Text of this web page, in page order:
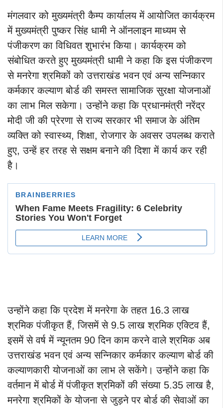
मंगलवार को मुख्यमंत्री कैम्प कार्यालय में आयोजित कार्यक्रम
में मुख्यमंत्री पुष्कर सिंह धामी ने ऑनलाइन माध्यम से
पंजीकरण का विधिवत शुभारंभ किया। कार्यक्रम को
संबोधित करते हुए मुख्यमंत्री धामी ने कहा कि इस पंजीकरण
से मनरेगा श्रमिकों को उत्तराखंड भवन एवं अन्य सन्निकार
कर्मकार कल्याण बोर्ड की समस्त सामाजिक सुरक्षा योजनाओं
का लाभ मिल सकेगा। उन्होंने कहा कि प्रधानमंत्री नरेंद्र
मोदी जी की प्रेरणा से राज्य सरकार भी समाज के अंतिम
व्यक्ति को स्वास्थ्य, शिक्षा, रोजगार के अवसर उपलब्ध कराते
हुए, उन्हें हर तरह से सक्षम बनाने की दिशा में कार्य कर रही
है।
उन्होंने कहा कि प्रदेश में मनरेगा के तहत 16.3 लाख
श्रमिक पंजीकृत हैं, जिसमें से 9.5 लाख श्रमिक एक्टिव हैं,
इसमें से वर्ष में न्यूनतम 90 दिन काम करने वाले श्रमिक अब
उत्तराखंड भवन एवं अन्य सन्निकार कर्मकार कल्याण बोर्ड की
कल्याणकारी योजनाओं का लाभ ले सकेंगे। उन्होंने कहा कि
वर्तमान में बोर्ड में पंजीकृत श्रमिकों की संख्या 5.35 लाख है,
मनरेगा श्रमिकों के योजना से जुड़ने पर बोर्ड की सेवाओं का